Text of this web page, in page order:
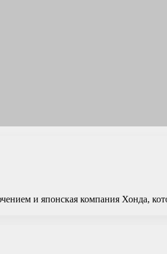
и японская компания Хонда,